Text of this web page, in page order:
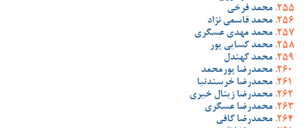
محمد فرخی
محمد قاسمی نژاد
محمد مهدی عسگری
محمد کسایی پور
محمد کهندل
محمدرضا پورمحمد
محمدرضا خرسندنیا
محمدرضا زینال خیری
محمدرضا عسگری
محمدرضا کافی